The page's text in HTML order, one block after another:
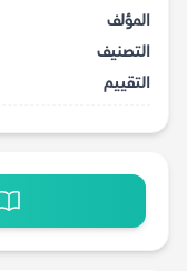
المؤلف
التصنيف
التقييم